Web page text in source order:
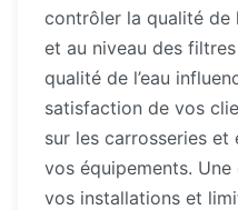
contrôler la qualité de
et au niveau des
qualité de l’eau
satisfaction de vos
sur les carrosseries et
vos équipements.
vos installations et